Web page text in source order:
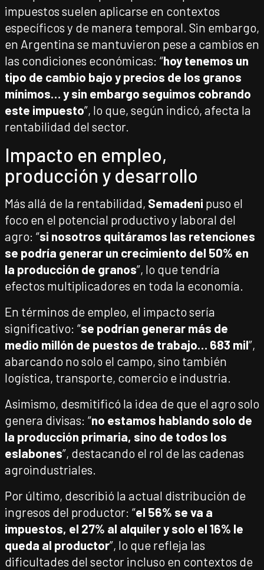
impuestos suelen aplicarse en contextos
específicos y de manera temporal. Sin embargo,
en Argentina se mantuvieron pese a cambios en
las condiciones económicas: “hoy tenemos un
tipo de cambio bajo y precios de los granos
mínimos… y sin embargo seguimos cobrando
este impuesto”, lo que, según indicó, afecta la
rentabilidad del sector.
Impacto en empleo,
producción y desarrollo
Más allá de la rentabilidad, Semadeni puso el
foco en el potencial productivo y laboral del
agro: “si nosotros quitáramos las retenciones
se podría generar un crecimiento del 50% en
la producción de granos”, lo que tendría
efectos multiplicadores en toda la economía.
En términos de empleo, el impacto sería
significativo: “se podrían generar más de
medio millón de puestos de trabajo… 683 mil”,
abarcando no solo el campo, sino también
logística, transporte, comercio e industria.
Asimismo, desmitificó la idea de que el agro solo
genera divisas: “no estamos hablando solo de
la producción primaria, sino de todos los
eslabones”, destacando el rol de las cadenas
agroindustriales.
Por último, describió la actual distribución de
ingresos del productor: “el 56% se va a
impuestos, el 27% al alquiler y solo el 16% le
queda al productor”, lo que refleja las
dificultades del sector incluso en contextos de